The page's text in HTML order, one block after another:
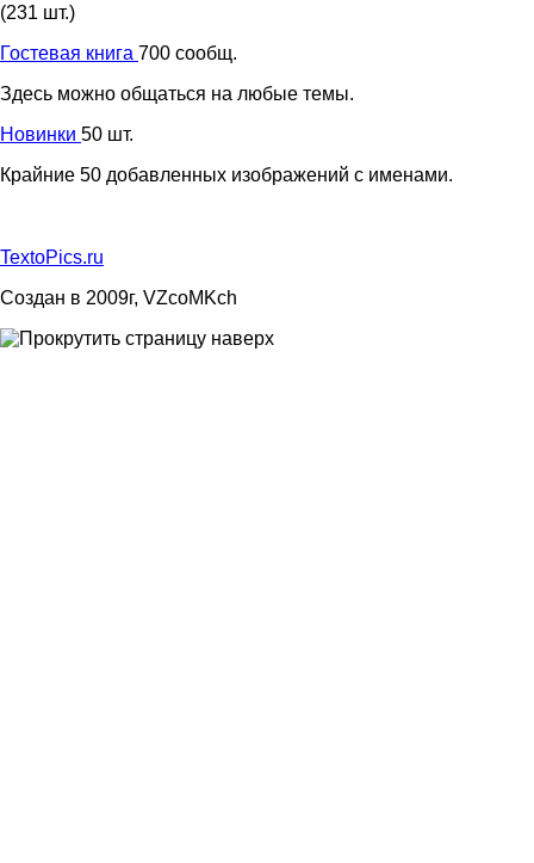
(231 шт.)
Гостевая книга 700 сообщ.
Здесь можно общаться на любые темы.
Новинки 50 шт.
Крайние 50 добавленных изображений с именами.
TextoPics.ru
Создан в 2009г, VZcoMKch